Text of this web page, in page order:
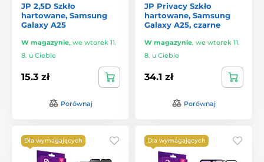
JP 2,5D Szkło
hartowane, Samsung
Galaxy A25
W magazynie, we wtorek 11.
8. u Ciebie
15.3 zł
Porównaj
JP Privacy Szkło
hartowane, Samsung
Galaxy A25, czarne
W magazynie, we wtorek 11.
8. u Ciebie
34.1 zł
Porównaj
Dla wymagających Dla wymagających